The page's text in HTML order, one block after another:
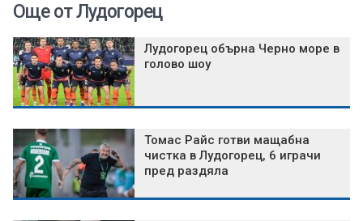
Още от Лудогорец
Лудогорец обърна Черно море в
голово шоу
Томас Райс готви мащабна
чистка в Лудогорец, 6 играчи
пред раздяла